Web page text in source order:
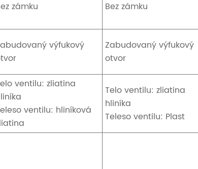
zámku Bez zámku
výfukový
Zabudovaný výfukový
otvor
ventilu: zliatina
ventilu: hliníková
Telo ventilu: zliatina
hliníka
Teleso ventilu: Plast